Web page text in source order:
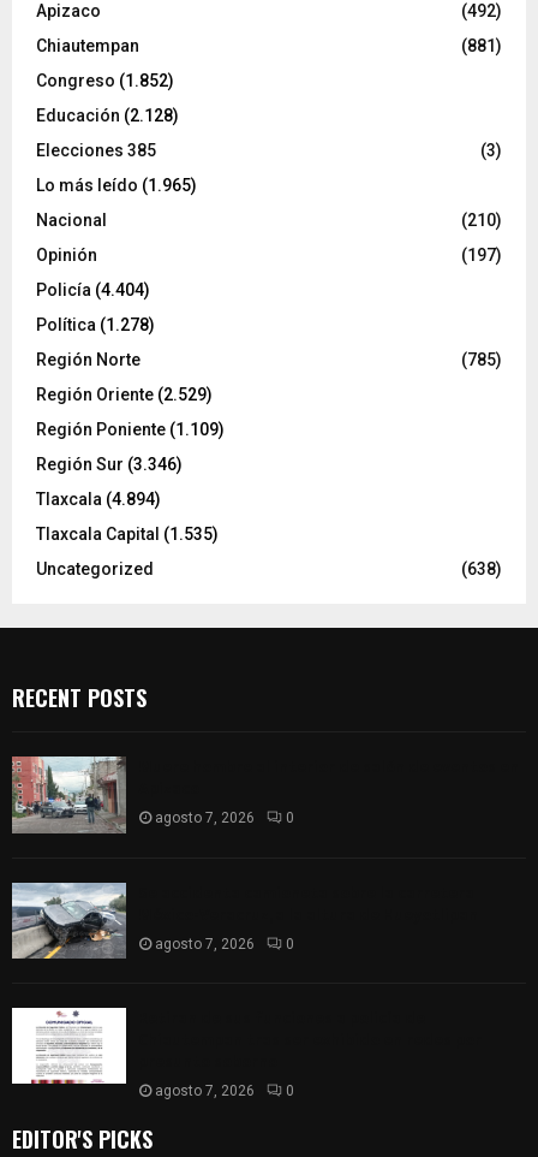
Apizaco
(492)
Chiautempan
(881)
Congreso (1.852)
Educación (2.128)
Elecciones 385
(3)
Lo más leído (1.965)
Nacional
(210)
Opinión
(197)
Policía (4.404)
Política (1.278)
Región Norte
(785)
Región Oriente (2.529)
Región Poniente (1.109)
Región Sur (3.346)
Tlaxcala (4.894)
Tlaxcala Capital (1.535)
Uncategorized
(638)
RECENT POSTS
agosto 7, 2026 0
agosto 7, 2026 0
agosto 7, 2026 0
EDITOR'S PICKS